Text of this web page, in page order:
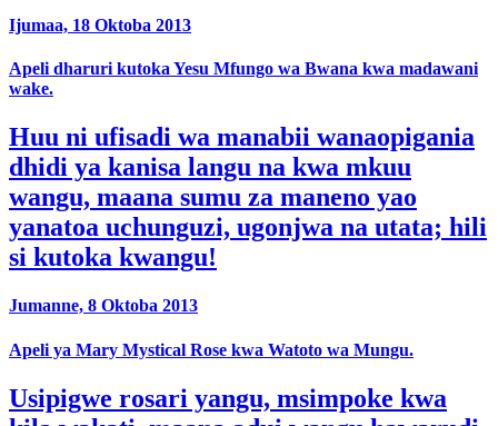
Ijumaa, 18 Oktoba 2013
Apeli dharuri kutoka Yesu Mfungo wa Bwana kwa madawani
wake.
Huu ni ufisadi wa manabii wanaopigania
dhidi ya kanisa langu na kwa mkuu
wangu, maana sumu za maneno yao
yanatoa uchunguzi, ugonjwa na utata; hili
si kutoka kwangu!
Jumanne, 8 Oktoba 2013
Apeli ya Mary Mystical Rose kwa Watoto wa Mungu.
Usipigwe rosari yangu, msimpoke kwa